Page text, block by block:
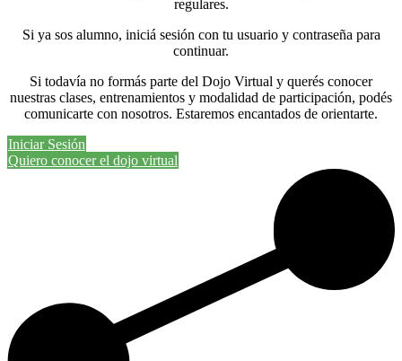
regulares.
Si ya sos alumno, iniciá sesión con tu usuario y contraseña para
continuar.
Si todavía no formás parte del Dojo Virtual y querés conocer
nuestras clases, entrenamientos y modalidad de participación, podés
comunicarte con nosotros. Estaremos encantados de orientarte.
Iniciar Sesión
Quiero conocer el dojo virtual